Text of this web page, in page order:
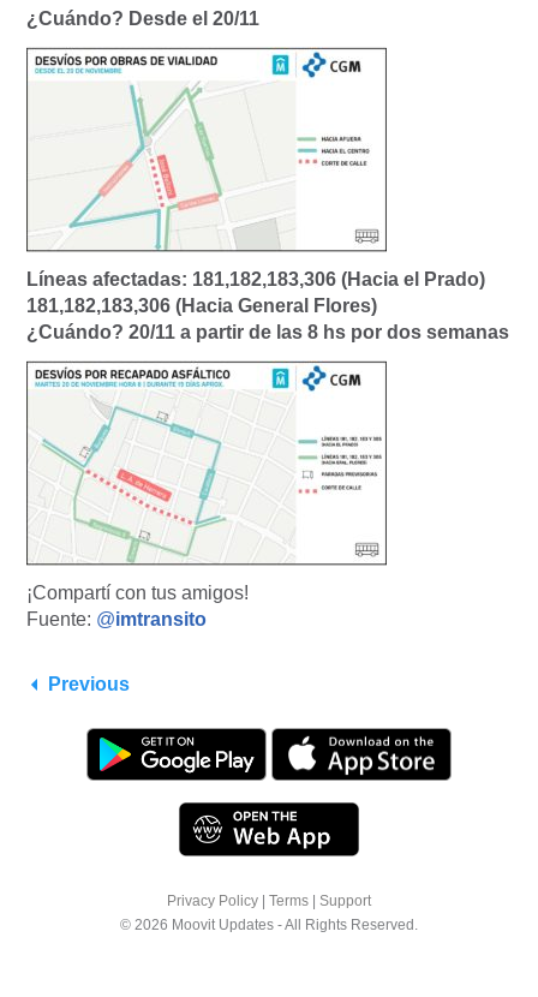
¿Cuándo? Desde el 20/11
Líneas afectadas: 181,182,183,306 (Hacia el Prado)
181,182,183,306 (Hacia General Flores)
¿Cuándo? 20/11 a partir de las 8 hs por dos semanas
¡Compartí con tus amigos!
Fuente: @imtransito
Previous
Privacy Policy | Terms | Support
© 2026 Moovit Updates - All Rights Reserved.